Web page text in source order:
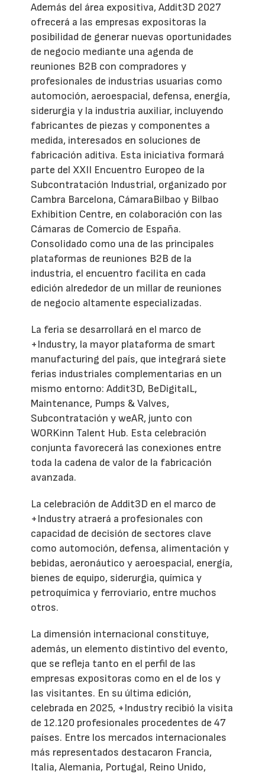
Además del área expositiva, Addit3D 2027
ofrecerá a las empresas expositoras la
posibilidad de generar nuevas oportunidades
de negocio mediante una agenda de
reuniones B2B con compradores y
profesionales de industrias usuarias como
automoción, aeroespacial, defensa, energía,
siderurgia y la industria auxiliar, incluyendo
fabricantes de piezas y componentes a
medida, interesados en soluciones de
fabricación aditiva. Esta iniciativa formará
parte del XXII Encuentro Europeo de la
Subcontratación Industrial, organizado por
Cambra Barcelona, CámaraBilbao y Bilbao
Exhibition Centre, en colaboración con las
Cámaras de Comercio de España.
Consolidado como una de las principales
plataformas de reuniones B2B de la
industria, el encuentro facilita en cada
edición alrededor de un millar de reuniones
de negocio altamente especializadas.
La feria se desarrollará en el marco de
+Industry, la mayor plataforma de smart
manufacturing del país, que integrará siete
ferias industriales complementarias en un
mismo entorno: Addit3D, BeDigitalL,
Maintenance, Pumps & Valves,
Subcontratación y weAR, junto con
WORKinn Talent Hub. Esta celebración
conjunta favorecerá las conexiones entre
toda la cadena de valor de la fabricación
avanzada.
La celebración de Addit3D en el marco de
+Industry atraerá a profesionales con
capacidad de decisión de sectores clave
como automoción, defensa, alimentación y
bebidas, aeronáutico y aeroespacial, energía,
bienes de equipo, siderurgia, química y
petroquímica y ferroviario, entre muchos
otros.
La dimensión internacional constituye,
además, un elemento distintivo del evento,
que se refleja tanto en el perfil de las
empresas expositoras como en el de los y
las visitantes. En su última edición,
celebrada en 2025, +Industry recibió la visita
de 12.120 profesionales procedentes de 47
países. Entre los mercados internacionales
más representados destacaron Francia,
Italia, Alemania, Portugal, Reino Unido,